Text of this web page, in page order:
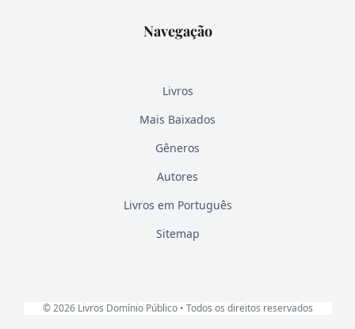
Navegação
Livros
Mais Baixados
Gêneros
Autores
Livros em Português
Sitemap
© 2026 Livros Domínio Público • Todos os direitos reservados